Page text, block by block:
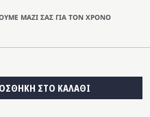
ΜΑΖΙ ΣΑΣ ΓΙΑ ΤΟΝ ΧΡΟΝΟ
ΣΤΟ ΚΑΛΑΘΙ